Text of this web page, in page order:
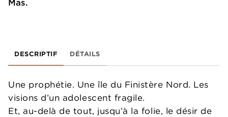
Mas.
DESCRIPTIF DÉTAILS
Une prophétie. Une île du Finistère Nord. Les
visions d’un adolescent fragile.
Et, au-delà de tout, jusqu’à la folie, le désir de